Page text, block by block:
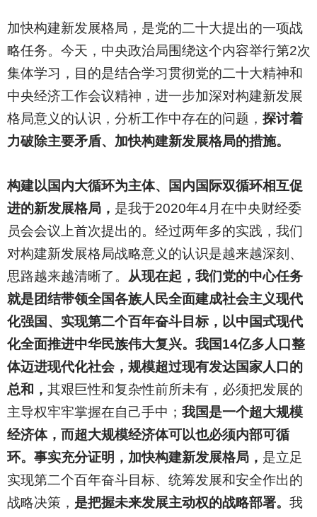
加快构建新发展格局，是党的二十大提出的一项战
略任务。今天，中央政治局围绕这个内容举行第2次
集体学习，目的是结合学习贯彻党的二十大精神和
中央经济工作会议精神，进一步加深对构建新发展
格局意义的认识，分析工作中存在的问题， 探讨着
力破除主要矛盾、加快构建新发展格局的措施。
构建以国内大循环为主体、国内国际双循环相互促
进的新发展格局， 是我于2020年4月在中央财经委
员会会议上首次提出的。经过两年多的实践，我们
对构建新发展格局战略意义的认识是越来越深刻、
思路越来越清晰了。
从现在起，我们党的中心任务
就是团结带领全国各族人民全面建成社会主义现代
化强国、实现第二个百年奋斗目标，以中国式现代
化全面推进中华民族伟大复兴。我国14亿多人口整
体迈进现代化社会，规模超过现有发达国家人口的
总和， 其艰巨性和复杂性前所未有，必须把发展的
主导权牢牢掌握在自己手中； 我国是一个超大规模
经济体，而超大规模经济体可以也必须内部可循
环。事实充分证明，加快构建新发展格局， 是立足
实现第二个百年奋斗目标、统筹发展和安全作出的
战略决策， 是把握未来发展主动权的战略部署。 我